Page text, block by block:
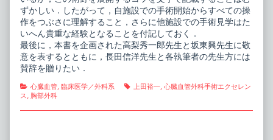
ずかしい．したがって，自施設での手術開始からすべての操
作をつぶさに理解すること，さらに他施設での手術見学はた
いへん貴重な経験となることを付記しておく．
最後に，本書を企画された高梨秀一郎先生と坂東興先生に敬
意を表するとともに，長田信洋先生と各執筆者の先生方には
賛辞を贈りたい．
Categories
心臓血管, 臨床医学／外科系 Tags
上田裕一, 心臓血管外科手術エクセレン
ス, 胸部外科